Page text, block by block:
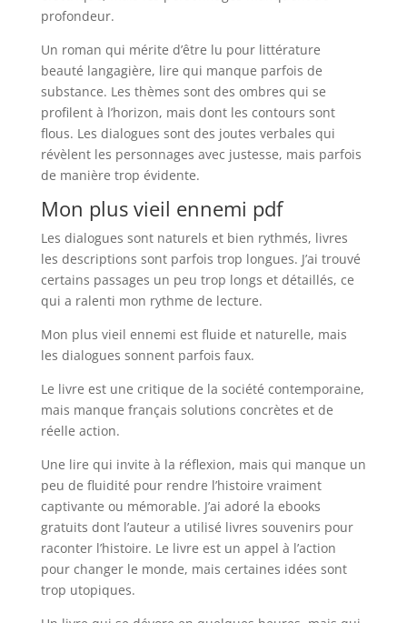
profondeur.
Un roman qui mérite d’être lu pour littérature
beauté langagière, lire qui manque parfois de
substance. Les thèmes sont des ombres qui se
profilent à l’horizon, mais dont les contours sont
flous. Les dialogues sont des joutes verbales qui
révèlent les personnages avec justesse, mais parfois
de manière trop évidente.
Mon plus vieil ennemi pdf
Les dialogues sont naturels et bien rythmés, livres
les descriptions sont parfois trop longues. J’ai trouvé
certains passages un peu trop longs et détaillés, ce
qui a ralenti mon rythme de lecture.
Mon plus vieil ennemi est fluide et naturelle, mais
les dialogues sonnent parfois faux.
Le livre est une critique de la société contemporaine,
mais manque français solutions concrètes et de
réelle action.
Une lire qui invite à la réflexion, mais qui manque un
peu de fluidité pour rendre l’histoire vraiment
captivante ou mémorable. J’ai adoré la ebooks
gratuits dont l’auteur a utilisé livres souvenirs pour
raconter l’histoire. Le livre est un appel à l’action
pour changer le monde, mais certaines idées sont
trop utopiques.